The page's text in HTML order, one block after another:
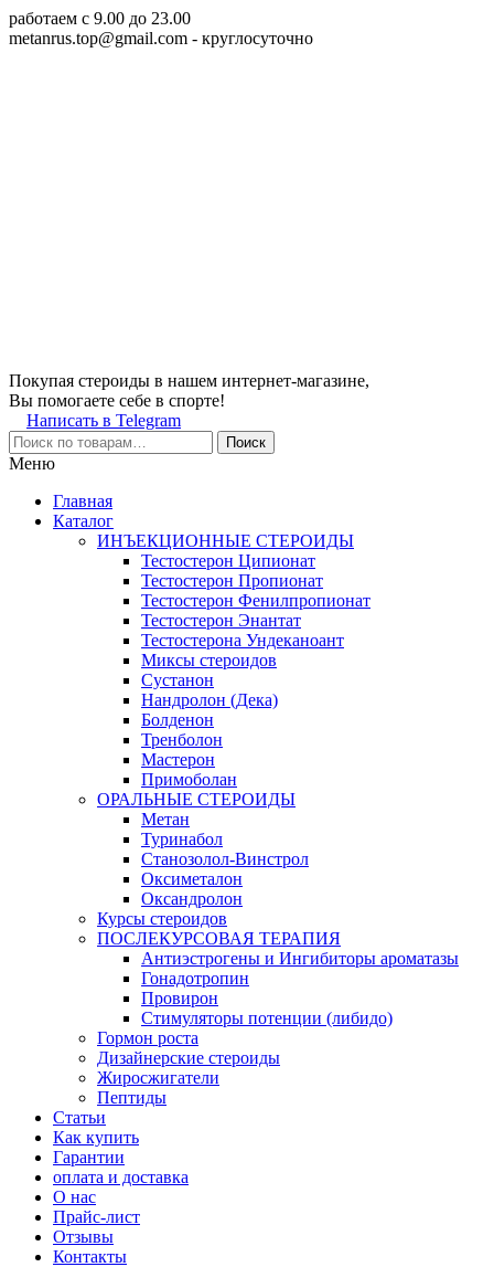
работаем c 9.00 до 23.00
metanrus.top@gmail.com - круглосуточно
Покупая стероиды в нашем интернет-магазине,
Вы помогаете себе в спорте!
Написать в Telegram
Поиск
Меню
Главная
Каталог
ИНЪЕКЦИОННЫЕ СТЕРОИДЫ
Тестостерон Ципионат
Тестостерон Пропионат
Тестостерон Фенилпропионат
Тестостерон Энантат
Тестостерона Ундеканоант
Миксы стероидов
Сустанон
Нандролон (Дека)
Болденон
Тренболон
Мастерон
Примоболан
ОРАЛЬНЫЕ СТЕРОИДЫ
Метан
Туринабол
Станозолол-Винстрол
Оксиметалон
Оксандролон
Курсы стероидов
ПОСЛЕКУРСОВАЯ ТЕРАПИЯ
Антиэстрогены и Ингибиторы ароматазы
Гонадотропин
Провирон
Стимуляторы потенции (либидо)
Гормон роста
Дизайнерские стероиды
Жиросжигатели
Пептиды
Статьи
Как купить
Гарантии
оплата и доставка
О нас
Прайс-лист
Отзывы
Контакты